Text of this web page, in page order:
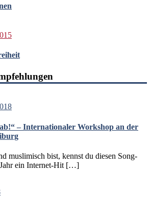
– Internationaler Workshop an der
muslimisch bist, kennst du diesen Song-
ein Internet-Hit […]